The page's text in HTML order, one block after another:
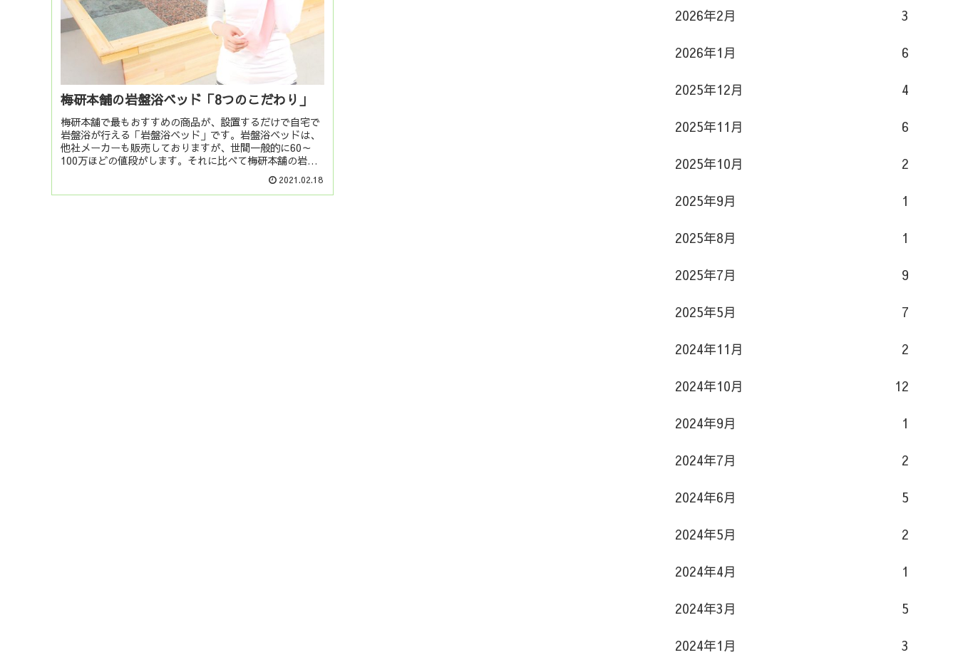
梅研本舗の岩盤浴ベッド「8つのこだわり」
梅研本舗で最もおすすめの商品が、設置するだけで自宅で
岩盤浴が行える「岩盤浴ベッド」です。岩盤浴ベッドは、
他社メーカーも販売しておりますが、世間一般的に60～
100万ほどの値段がします。それに比べて梅研本舗の岩盤
2021.02.18
2026年2月 3
2026年1月 6
2025年12月 4
2025年11月 6
2025年10月 2
2025年9月 1
2025年8月 1
2025年7月 9
2025年5月 7
2024年11月 2
2024年10月 12
2024年9月 1
2024年7月 2
2024年6月 5
2024年5月 2
2024年4月 1
2024年3月 5
2024年1月 3